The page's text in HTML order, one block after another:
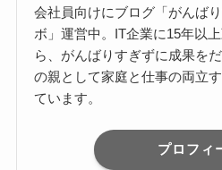
会社員向けにブログ「がんば
ボ」運営中。IT企業に15年以
ら、がんばりすぎずに成果を
の親として家庭と仕事の両立
ています。
プロフィ